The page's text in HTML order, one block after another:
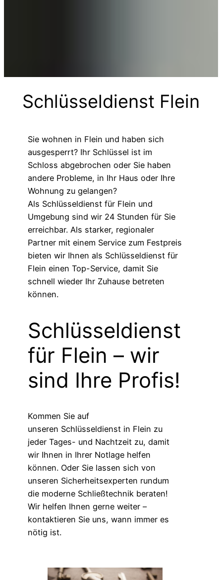
Schlüsseldienst Flein
Sie wohnen in Flein und haben sich
ausgesperrt? Ihr Schlüssel ist im
Schloss abgebrochen oder Sie haben
andere Probleme, in Ihr Haus oder Ihre
Wohnung zu gelangen?
Als Schlüsseldienst für Flein und
Umgebung sind wir 24 Stunden für Sie
erreichbar. Als starker, regionaler
Partner mit einem Service zum Festpreis
bieten wir Ihnen als Schlüsseldienst für
Flein einen Top-Service, damit Sie
schnell wieder Ihr Zuhause betreten
können.
Schlüsseldienst
für Flein – wir
sind Ihre Profis!
Kommen Sie auf
unseren Schlüsseldienst in Flein zu
jeder Tages- und Nachtzeit zu, damit
wir Ihnen in Ihrer Notlage helfen
können. Oder Sie lassen sich von
unseren Sicherheitsexperten rundum
die moderne Schließtechnik beraten!
Wir helfen Ihnen gerne weiter –
kontaktieren Sie uns, wann immer es
nötig ist.